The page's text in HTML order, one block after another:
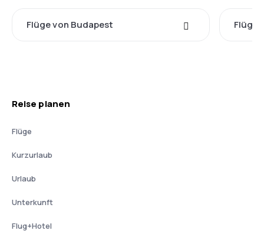
Flüge von Budapest Flüge
Reise planen
Flüge
Kurzurlaub
Urlaub
Unterkunft
Flug+Hotel